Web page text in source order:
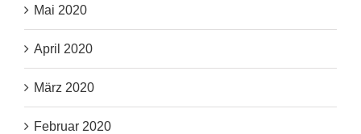
Mai 2020
April 2020
März 2020
Februar 2020